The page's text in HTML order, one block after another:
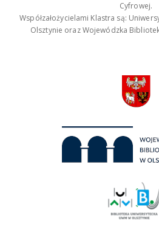
Cyfrowej.
Współzałożycielami Klastra są:
Olsztynie oraz Wojewódzka